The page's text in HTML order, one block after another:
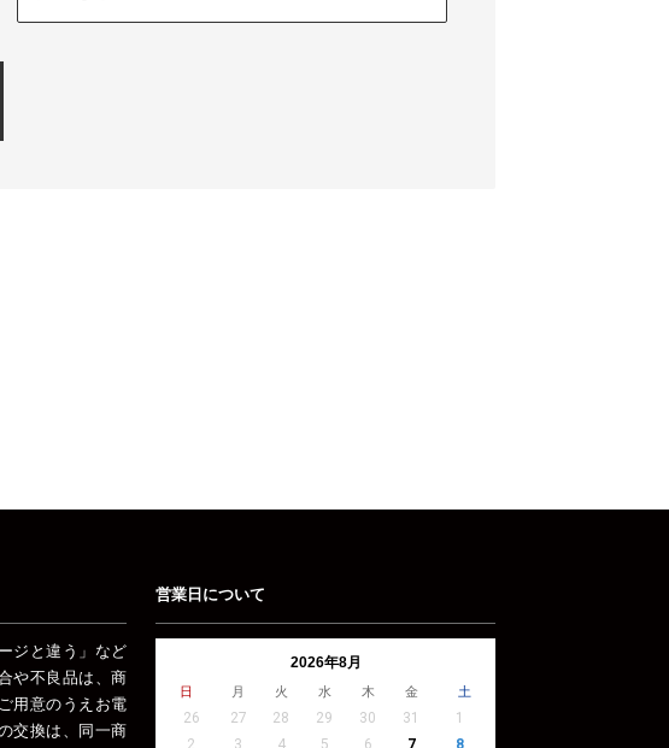
ジと違う」など
や不良品は、商
用意のうえお電
交換は、同一商
営業日について
2026年8月
日 月 火 水 木 金 土
26 27 28 29 30 31
1
2
3 4 5 6 7
8